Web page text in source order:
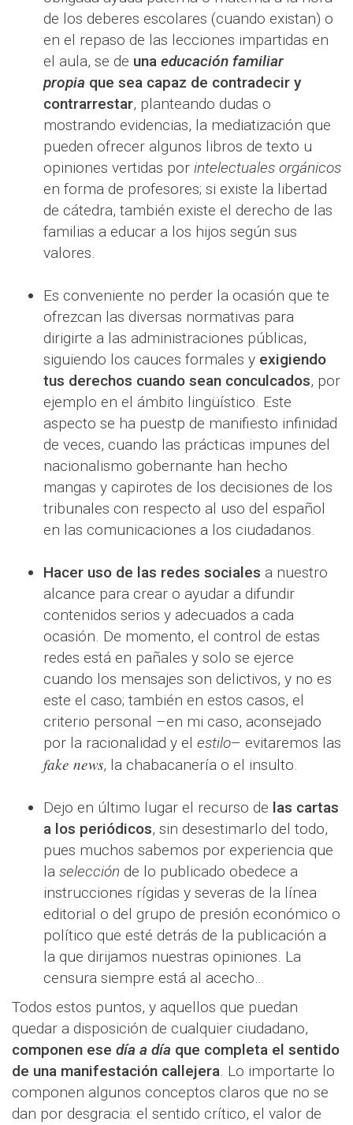
de los deberes escolares (cuando existan) o
en el repaso de las lecciones impartidas en
el aula, se de una educación familiar
propia que sea capaz de contradecir y
contrarrestar, planteando dudas o
mostrando evidencias, la mediatización que
pueden ofrecer algunos libros de texto u
opiniones vertidas por intelectuales orgánicos
en forma de profesores; si existe la libertad
de cátedra, también existe el derecho de las
familias a educar a los hijos según sus
valores.
Es conveniente no perder la ocasión que te
ofrezcan las diversas normativas para
dirigirte a las administraciones públicas,
siguiendo los cauces formales y exigiendo
tus derechos cuando sean conculcados, por
ejemplo en el ámbito lingüístico. Este
aspecto se ha puestp de manifiesto infinidad
de veces, cuando las prácticas impunes del
nacionalismo gobernante han hecho
mangas y capirotes de los decisiones de los
tribunales con respecto al uso del español
en las comunicaciones a los ciudadanos.
Hacer uso de las redes sociales a nuestro
alcance para crear o ayudar a difundir
contenidos serios y adecuados a cada
ocasión. De momento, el control de estas
redes está en pañales y solo se ejerce
cuando los mensajes son delictivos, y no es
este el caso; también en estos casos, el
criterio personal –en mi caso, aconsejado
por la racionalidad y el estilo– evitaremos las
fake news, la chabacanería o el insulto.
Dejo en último lugar el recurso de las cartas
a los periódicos, sin desestimarlo del todo,
pues muchos sabemos por experiencia que
la selección de lo publicado obedece a
instrucciones rígidas y severas de la línea
editorial o del grupo de presión económico o
político que esté detrás de la publicación a
la que dirijamos nuestras opiniones. La
censura siempre está al acecho…
Todos estos puntos, y aquellos que puedan
quedar a disposición de cualquier ciudadano,
componen ese día a día que completa el sentido
de una manifestación callejera. Lo importarte lo
componen algunos conceptos claros que no se
dan por desgracia: el sentido crítico, el valor de